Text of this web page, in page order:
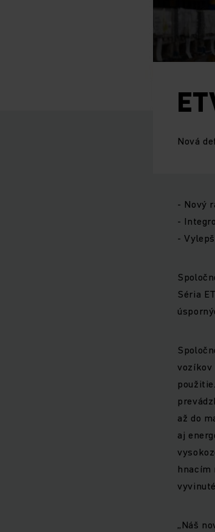
Nová
- Nový
-
-
Séria
vozíkov
až do
aj
hnacím
„Náš